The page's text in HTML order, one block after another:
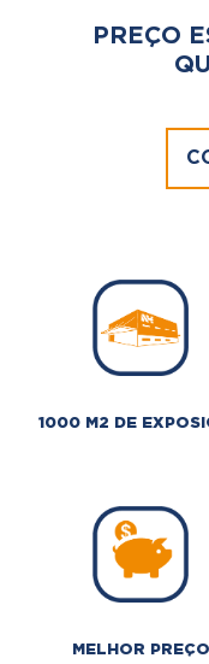
PREÇO
1000 M2 DE
MELHOR PREÇO